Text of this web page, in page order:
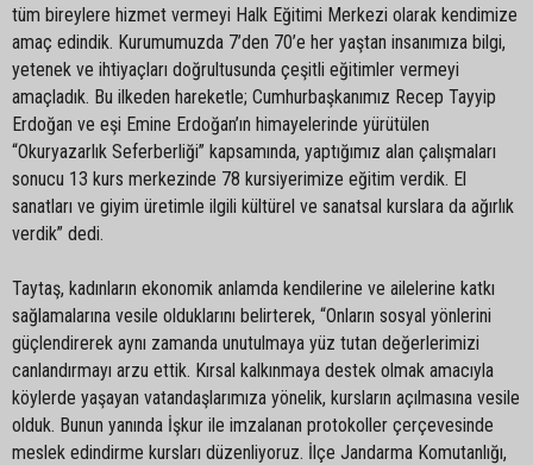
tüm bireylere hizmet vermeyi Halk Eğitimi Merkezi olarak kendimize
amaç edindik. Kurumumuzda 7’den 70’e her yaştan insanımıza bilgi,
yetenek ve ihtiyaçları doğrultusunda çeşitli eğitimler vermeyi
amaçladık. Bu ilkeden hareketle; Cumhurbaşkanımız Recep Tayyip
Erdoğan ve eşi Emine Erdoğan’ın himayelerinde yürütülen
“Okuryazarlık Seferberliği” kapsamında, yaptığımız alan çalışmaları
sonucu 13 kurs merkezinde 78 kursiyerimize eğitim verdik. El
sanatları ve giyim üretimle ilgili kültürel ve sanatsal kurslara da ağırlık
verdik” dedi.
Taytaş, kadınların ekonomik anlamda kendilerine ve ailelerine katkı
sağlamalarına vesile olduklarını belirterek, “Onların sosyal yönlerini
güçlendirerek aynı zamanda unutulmaya yüz tutan değerlerimizi
canlandırmayı arzu ettik. Kırsal kalkınmaya destek olmak amacıyla
köylerde yaşayan vatandaşlarımıza yönelik, kursların açılmasına vesile
olduk. Bunun yanında İşkur ile imzalanan protokoller çerçevesinde
meslek edindirme kursları düzenliyoruz. İlçe Jandarma Komutanlığı,